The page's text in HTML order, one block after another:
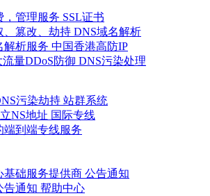
，管理服务 SSL证书
、篡改、劫持 DNS域名解析
解析服务 中国香港高防IP
量DDoS防御 DNS污染处理
污染劫持 站群系统
NS地址 国际专线
端到端专线服务
基础服务提供商 公告通知
告通知 帮助中心